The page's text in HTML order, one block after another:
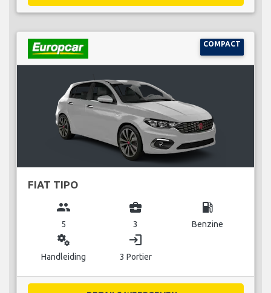
COMPACT
FIAT TIPO
group
5
business_center
3
local_gas_station
Benzine
miscellaneous_services
Handleiding
login
3 Portier